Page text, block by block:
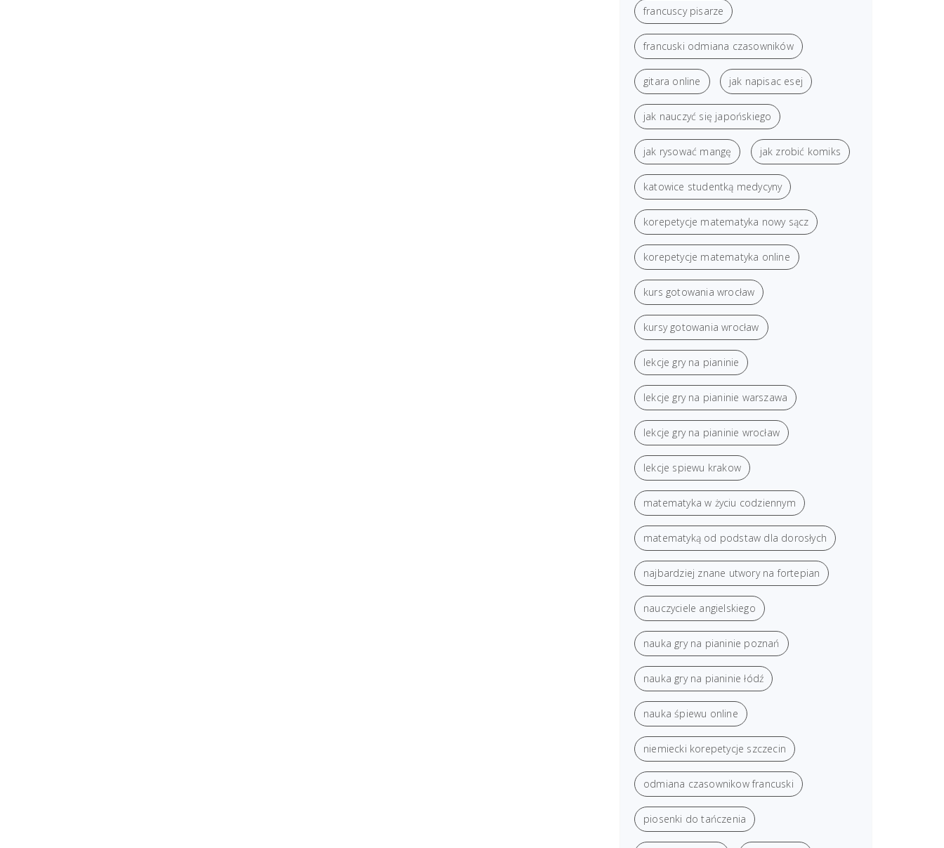
francuscy pisarze
francuski odmiana czasowników
gitara online jak napisac esej
jak nauczyć się japońskiego
jak rysować mangę jak zrobić komiks
katowice studentką medycyny
korepetycje matematyka nowy sącz
korepetycje matematyka online
kurs gotowania wrocław
kursy gotowania wrocław
lekcje gry na pianinie
lekcje gry na pianinie warszawa
lekcje gry na pianinie wrocław
lekcje spiewu krakow
matematyka w życiu codziennym
matematyką od podstaw dla dorosłych
najbardziej znane utwory na fortepian
nauczyciele angielskiego
nauka gry na pianinie poznań
nauka gry na pianinie łódź
nauka śpiewu online
niemiecki korepetycje szczecin
odmiana czasownikow francuski
piosenki do tańczenia